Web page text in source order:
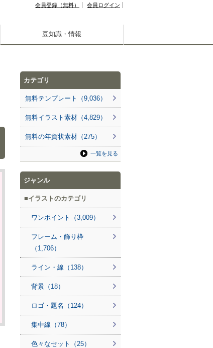
会員登録（無料） 会員ログイン
豆知識・情報
カテゴリ
無料テンプレート（9,036）
無料イラスト素材（4,829）
無料の年賀状素材（275）
一覧を見る
ジャンル
イラストのカテゴリ
ワンポイント（3,009）
フレーム・飾り枠
（1,706）
ライン・線（138）
背景（18）
ロゴ・題名（124）
集中線（78）
色々なセット（25）